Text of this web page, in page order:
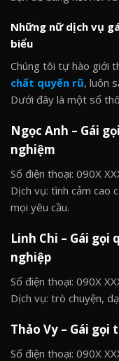
Những nữ dịch vụ
biểu
Chúng tôi tự hào giới
chất quyến rũ, luôn
Dưới đây là một số
Ngọc Anh – Gái
nghiệm
Số điện thoại: 090X
Dịch vụ: tình cảm cao
mọi yêu cầu.
Linh Chi – Gái gọi
nghiệp
Số điện thoại: 090X
Dịch vụ: trò chuyện,
Thảo Vy – Gái
Số điện thoại: 090X